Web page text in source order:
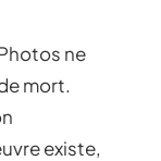
ne
mort.
existe,